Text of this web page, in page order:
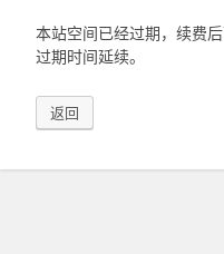
本站空间已经过期，续费
过期时间延续。
返回